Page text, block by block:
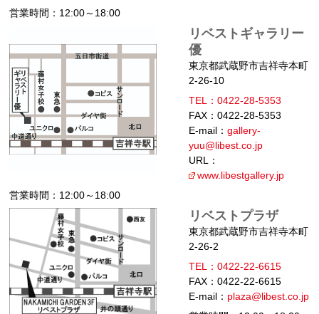
営業時間：12:00～18:00
リベストギャラリー
優
東京都武蔵野市吉祥寺本町
2-26-10
TEL：0422-28-5353
FAX：0422-28-5353
E-mail： gallery-
yuu@libest.co.jp
URL：
www.libestgallery.jp
営業時間：12:00～18:00
リベストプラザ
東京都武蔵野市吉祥寺本町
2-26-2
TEL：0422-22-6615
FAX：0422-22-6615
E-mail： plaza@libest.co.jp